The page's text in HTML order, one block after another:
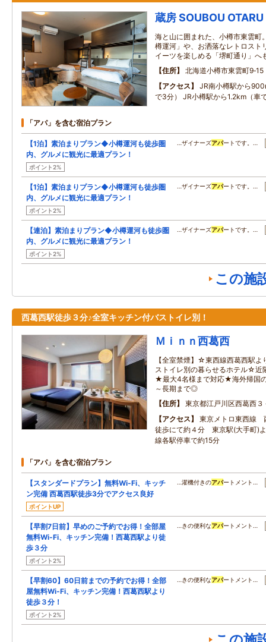
蔵房 SOUBOU OTARU
海と山に囲まれた、小樽市東雲町
樽運河」や、お洒落なレトロスト
イーツを楽しめる「堺町通り」へ
住所
北海道小樽市東雲町9‐15
アクセス
JR南小樽駅から
で3分） JR小樽駅から1.2km（車
「アパ」を含む宿泊プラン
【1泊】素泊まりプラン◆小樽運河も徒歩圏
内、グルメに観光に最適プラン！
ポイント2%
…ザイナーズアパートです。…
【1泊】素泊まりプラン◆小樽運河も徒歩圏
内、グルメに観光に最適プラン！
ポイント2%
…ザイナーズアパートです。…
【連泊】素泊まりプラン◆小樽運河も徒歩圏
内、グルメに観光に最適プラン！
ポイント2%
…ザイナーズアパートです。…
この施
西葛西駅徒歩３分♪全室キッチン付バストイレ別！
Ｍｉｎｎ西葛西
【全室禁煙】☆東西線西葛西駅
ストイレ別の暮らせるホテル☆近
★最大4名様まで対応★海外帰国
～長期まで◎
住所
東京都江戸川区西葛西３
アクセス
東京メトロ東西線
徒歩にて約４分 東京駅(大手町)
線各駅停車で約15分
「アパ」を含む宿泊プラン
【スタンダードプラン】無料Wi-Fi、キッチ
ン完備 西葛西駅徒歩3分でアクセス良好
ポイントUP
…濯機付きのアパートメント…
【早割7日前】早めのご予約でお得！全部屋
無料Wi-Fi、キッチン完備！西葛西駅より徒
歩３分
ポイント2%
…きの便利なアパートメント…
【早割60】60日前までの予約でお得！全部
屋無料Wi-Fi、キッチン完備！西葛西駅より
徒歩３分！
ポイント2%
…きの便利なアパートメント…